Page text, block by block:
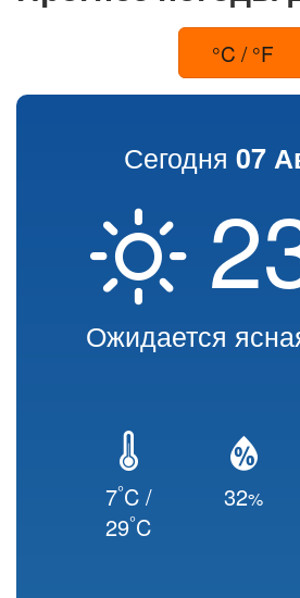
°C / °F
Сегодня 07
Ожидается
7°C /
29°C
32%